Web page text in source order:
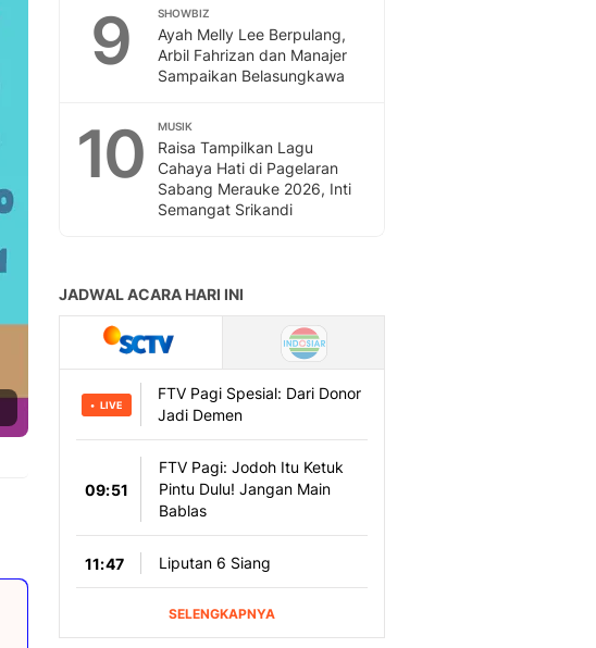
9 SHOWBIZ
Ayah Melly Lee Berpulang,
Arbil Fahrizan dan Manajer
Sampaikan Belasungkawa
10 MUSIK
Raisa Tampilkan Lagu
Cahaya Hati di Pagelaran
Sabang Merauke 2026, Inti
Semangat Srikandi